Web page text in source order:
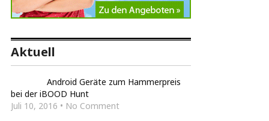
Aktuell
Android Geräte zum Hammerpreis
bei der iBOOD Hunt
Juli 10, 2016 • No Comment